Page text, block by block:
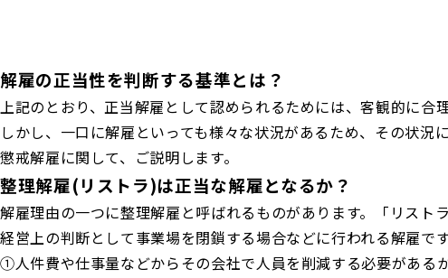
解雇の正当性を判断する基準とは？
上記のとおり、正当解雇として認められるためには、客観的に合
しかし、一口に解雇といっても様々な状況があるため、その状
懲戒解雇に関して、ご説明します。
整理解雇(リストラ)は正当な解雇となるか？
解雇理由の一つに整理解雇と呼ばれるものがあります。「リス
経営上の判断として事業場を閉鎖する場合などに行われる解雇で
①人件費や仕事量などからその会社で人員を削減する必要がある